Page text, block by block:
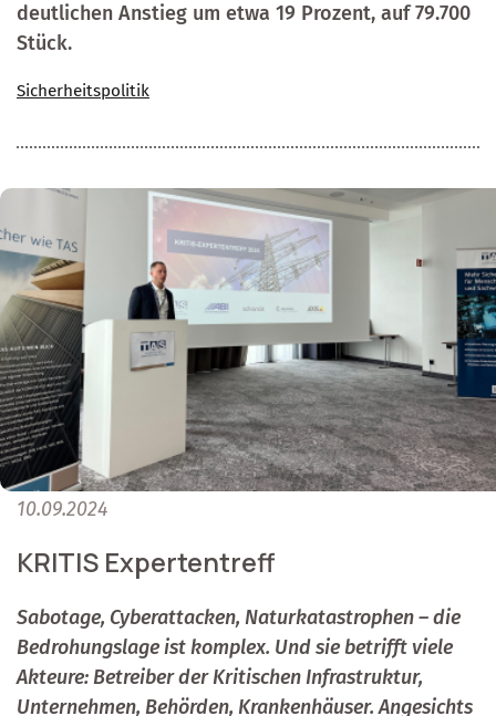
deutlichen Anstieg um etwa 19 Prozent, auf 79.700
Stück.
Sicherheitspolitik
10.09.2024
KRITIS Expertentreff
Sabotage, Cyberattacken, Naturkatastrophen – die
Bedrohungslage ist komplex. Und sie betrifft viele
Akteure: Betreiber der Kritischen Infrastruktur,
Unternehmen, Behörden, Krankenhäuser. Angesichts